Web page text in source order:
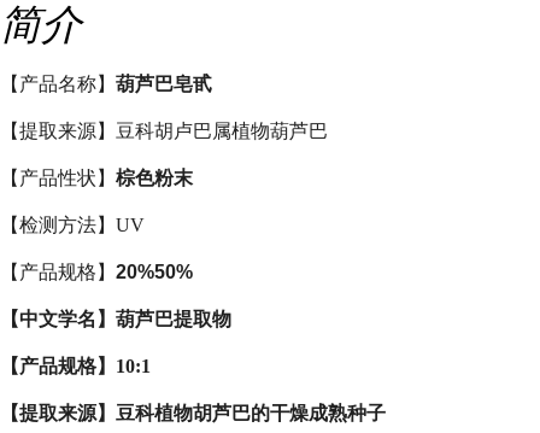
简介
【产品名称】 葫芦巴皂甙
【提取来源】豆科胡卢巴属植物葫芦巴
【产品性状】 棕色粉末
【检测方法】UV
【产品规格】 20%50%
【中文学名】葫芦巴提取物
【产品规格】10:1
【提取来源】豆科植物胡芦巴的干燥成熟种子